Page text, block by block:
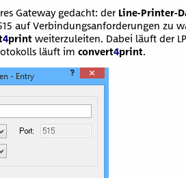
Gateway gedacht: der Line-Printer-
auf Verbindungsanforderungen zu
4print weiterzuleiten. Dabei läuft der
läuft im convert4print.